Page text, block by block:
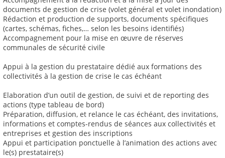
documents de gestion de crise (volet général et volet inondation)
Rédaction et production de supports, documents spécifiques
(cartes, schémas, fiches,… selon les besoins identifiés)
Accompagnement pour la mise en œuvre de réserves
communales de sécurité civile
Appui à la gestion du prestataire dédié aux formations des
collectivités à la gestion de crise le cas échéant
Elaboration d’un outil de gestion, de suivi et de reporting des
actions (type tableau de bord)
Préparation, diffusion, et relance le cas échéant, des invitations,
informations et comptes-rendus de séances aux collectivités et
entreprises et gestion des inscriptions
Appui et participation ponctuelle à l’animation des actions avec
le(s) prestataire(s)